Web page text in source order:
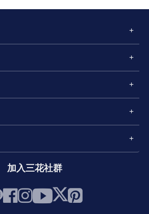
加入三花社群